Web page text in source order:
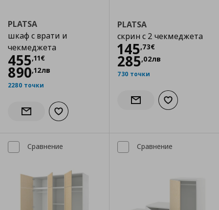
PLATSA
шкаф с врати и
чекмеджета
455,11€
Цена
890,12лв
2280 точки
Информирай ме за наличност
Добави към списъка с любими
PLATSA
скрин с 2 чекмеджета
145,73€
Цена
285,02лв
730 точки
Информирай ме за
Добави към
Сравнение Сравнение